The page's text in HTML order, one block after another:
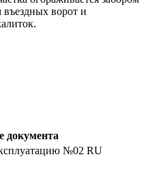
въездных ворот и
документа
№02 RU